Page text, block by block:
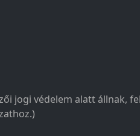
jogi védelem alatt állnak,